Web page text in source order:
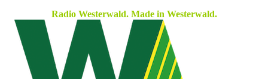
Radio Westerwald. Made in Westerwald.